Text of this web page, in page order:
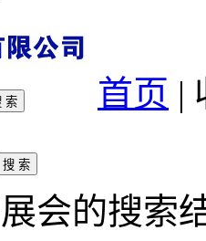
首页 |
展会的搜索